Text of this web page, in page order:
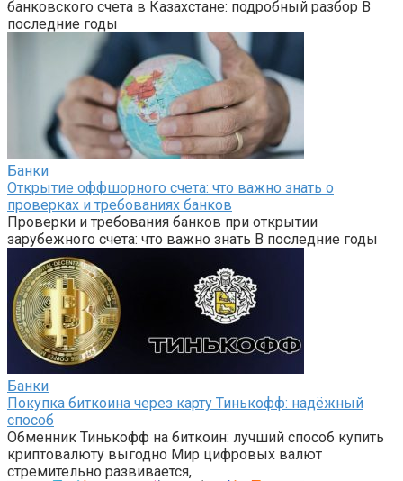
банковского счета в Казахстане: подробный разбор В
последние годы
Банки
Открытие оффшорного счета: что важно знать о
проверках и требованиях банков
Проверки и требования банков при открытии
зарубежного счета: что важно знать В последние годы
Банки
Покупка биткоина через карту Тинькофф: надёжный
способ
Обменник Тинькофф на биткоин: лучший способ купить
криптовалюту выгодно Мир цифровых валют
стремительно развивается,